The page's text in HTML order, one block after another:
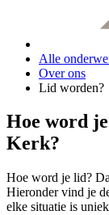
Alle
Over ons
Lid worden?
Hoe word
Kerk?
Hoe word je lid?
Hieronder vind je
elke situatie is